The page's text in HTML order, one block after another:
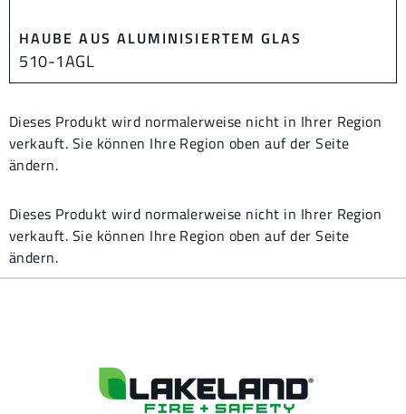
HAUBE AUS ALUMINISIERTEM GLAS
510-1AGL
Dieses Produkt wird normalerweise nicht in Ihrer Region
verkauft. Sie können Ihre Region oben auf der Seite
ändern.
Dieses Produkt wird normalerweise nicht in Ihrer Region
verkauft. Sie können Ihre Region oben auf der Seite
ändern.